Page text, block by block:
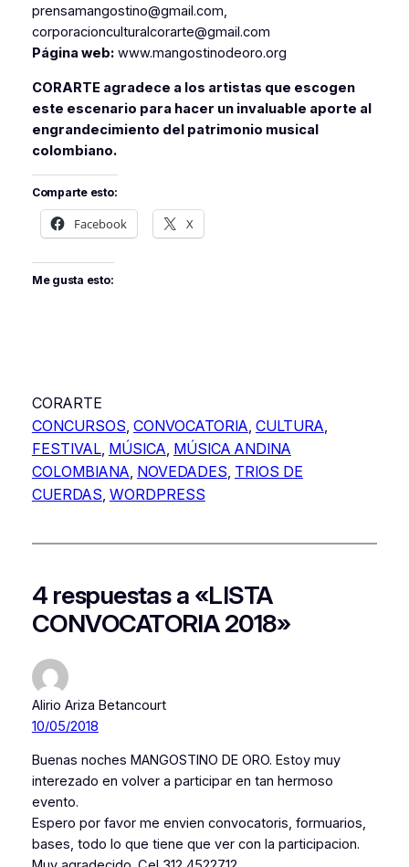
prensamangostino@gmail.com,
corporacionculturalcorarte@gmail.com
Página web:www.mangostinodeoro.org
CORARTE agradece a los artistas que escogen
este escenario para hacer un invaluable aporte al
engrandecimiento del patrimonio musical
colombiano.
Comparte esto:
Facebook X
Me gusta esto:
CORARTE
CONCURSOS CONVOCATORIA CULTURA
FESTIVAL, MÚSICA MÚSICA ANDINA
COLOMBIANA NOVEDADES TRIOS DE
CUERDAS WORDPRESS
4 respuestas a «LISTA
CONVOCATORIA 2018»
Alirio Ariza Betancourt
10/05/2018
Buenas noches MANGOSTINO DE ORO. Estoy muy
interezado en volver a participar en tan hermoso
evento.
Espero por favor me envien convocatoris, formuarios,
bases, todo lo que tiene que ver con la participacion.